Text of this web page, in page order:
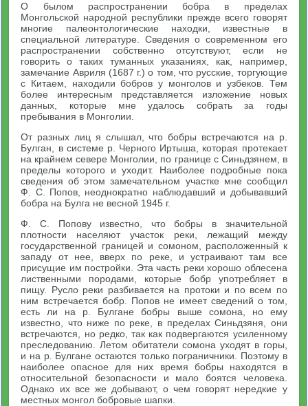
О былом распространении бобра в пределах
Монгольской народной республики прежде всего говорят
многие палеонтологические находки, известные в
специальной литературе. Сведения о современном его
распространении собственно отсутствуют, если не
говорить о таких туманных указаниях, как, например,
замечание Авриля (1687 г.) о том, что русские, торгующие
с Китаем, находили бобров у монголов и узбеков. Тем
более интересным представляется изложение новых
данных, которые мне удалось собрать за годы
пребывания в Монголии.
От разных лиц я слышал, что бобры встречаются на р.
Булган, в системе р. Черного Иртыша, которая протекает
на крайнем севере Монголии, по границе с Синьдзянем, в
пределы которого и уходит. Наиболее подробные пока
сведения об этом замечательном участке мне сообщил
Ф. С. Попов, неоднократно наблюдавший и добывавший
бобра на Булга не весной 1945 г.
Ф. С. Попову известно, что бобры в значительной
плотности населяют участок реки, лежащий между
государственной границей и сомоном, расположенный к
западу от нее, вверх по реке, и устраивают там все
присущие им постройки. Эта часть реки хорошо облесена
лиственными породами, которые бобр употребляет в
пищу. Русло реки разбивается на протоки и по всем по
ним встречается бобр. Попов не имеет сведений о том,
есть ли на р. Булгане бобры выше сомона, но ему
известно, что ниже по реке, в пределах Синьдзяня, они
встречаются, но редко, так как подвергаются усиленному
преследованию. Летом обитатели сомона уходят в горы,
и на р. Булгане остаются только пограничники. Поэтому в
наиболее опасное для них время бобры находятся в
относительной безопасности и мало боятся человека.
Однако их все же добывают, о чем говорят нередкие у
местных монгол бобровые шапки.